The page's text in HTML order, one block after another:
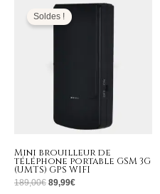
Soldes !
Mini brouilleur de
téléphone portable GSM 3G
(UMTS) GPS WIFI
189,00€
prix
initial
était :
189,00€.
89,99€
prix